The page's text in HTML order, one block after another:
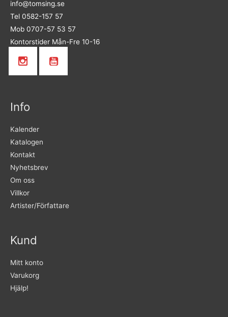
info@tomsing.se
Tel 0582-157 57
Mob 0707-57 53 57
Kontorstider Mån-Fre 10-16
Info
Kalender
Katalogen
Kontakt
Nyhetsbrev
Om oss
Villkor
Artister/Författare
Kund
Mitt konto
Varukorg
Hjälp!